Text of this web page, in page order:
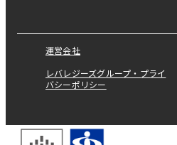
運営会社
レバレジーズグループ・プライ
バシーポリシー